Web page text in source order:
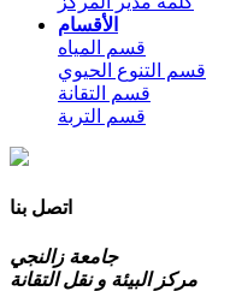
الأقسام
قسم المياه
قسم التنوع الحيوي
قسم التقانة
قسم التربة
اتصل بنا
جامعة زالنجي
مركز البيئة و نقل التقانة